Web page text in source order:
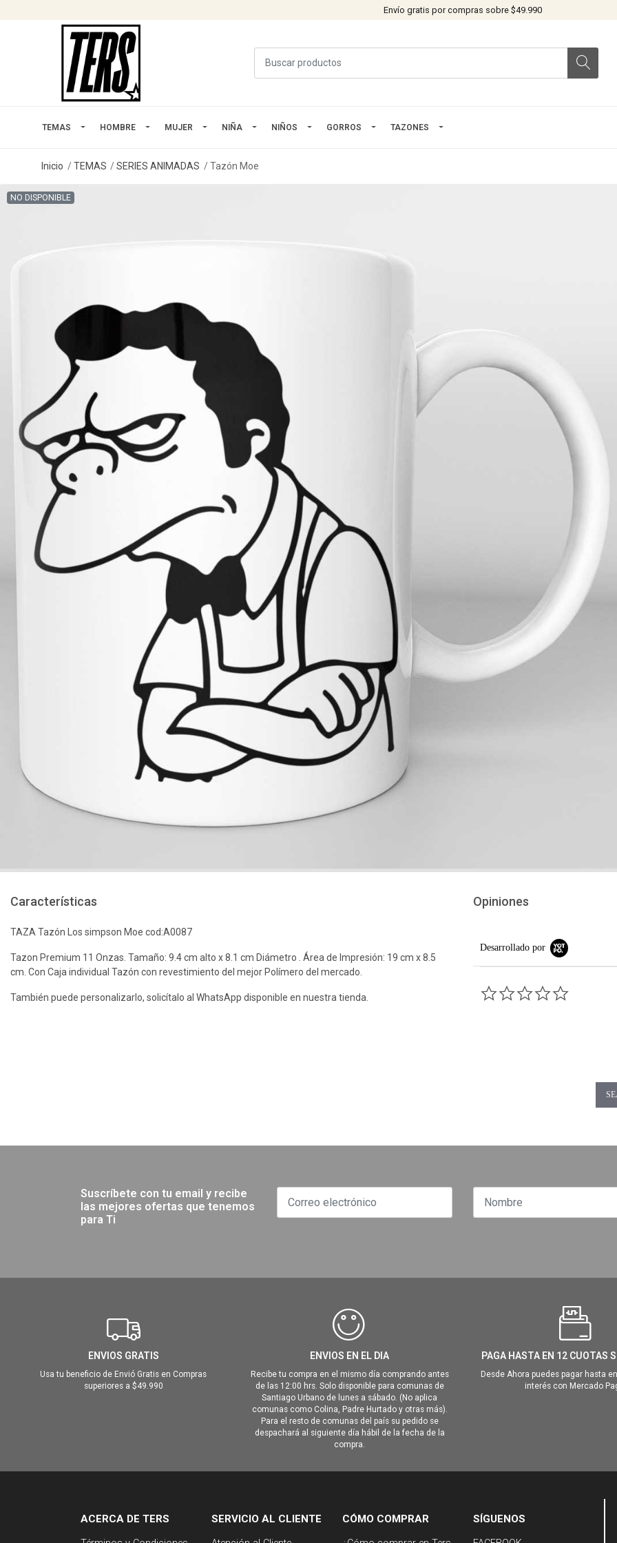
Envío gratis por compras sobre $49.990
TEMAS HOMBRE MUJER NIÑA NIÑOS GORROS TAZONES
Inicio TEMAS SERIES ANIMADAS Tazón Moe
NO DISPONIBLE
Características
TAZA Tazón Los simpson Moe cod:A0087
Tazon Premium 11 Onzas. Tamaño: 9.4 cm alto x 8.1 cm Diámetro . Área de Impresión: 19 cm x 8.5
cm. Con Caja individual Tazón con revestimiento del mejor Polímero del mercado.
También puede personalizarlo, solicítalo al WhatsApp disponible en nuestra tienda.
Opiniones
Desarrollado por
Suscríbete con tu email y recibe
las mejores ofertas que tenemos
para Ti
ENVIOS GRATIS
Usa tu beneficio de Envió Gratis en Compras
superiores a $49.990
ENVIOS EN EL DIA
Recibe tu compra en el mismo día comprando antes
de las 12:00 hrs. Solo disponible para comunas de
Santiago Urbano de lunes a sábado. (No aplica
comunas como Colina, Padre Hurtado y otras más).
Para el resto de comunas del país su pedido se
despachará al siguiente día hábil de la fecha de la
compra.
PAGA HASTA EN 12 CUOTAS
Desde Ahora puedes pagar hasta
interés con Mercado
ACERCA DE TERS SERVICIO AL CLIENTE CÓMO COMPRAR SÍGUENOS